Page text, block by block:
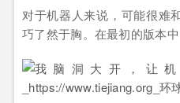
对于机器人来说，可能很难
巧了然于胸。在最初的版本